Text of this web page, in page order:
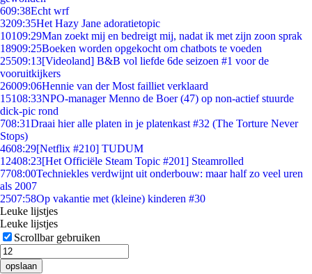
609:38Echt wrf
3209:35Het Hazy Jane adoratietopic
10109:29Man zoekt mij en bedreigt mij, nadat ik met zijn zoon sprak
18909:25Boeken worden opgekocht om chatbots te voeden
25509:13[Videoland] B&B vol liefde 6de seizoen #1 voor de
vooruitkijkers
26009:06Hennie van der Most failliet verklaard
15108:33NPO-manager Menno de Boer (47) op non-actief stuurde
dick-pic rond
708:31Draai hier alle platen in je platenkast #32 (The Torture Never
Stops)
4608:29[Netflix #210] TUDUM
12408:23[Het Officiële Steam Topic #201] Steamrolled
7708:00Techniekles verdwijnt uit onderbouw: maar half zo veel uren
als 2007
2507:58Op vakantie met (kleine) kinderen #30
Leuke lijstjes
Leuke lijstjes
Scrollbar gebruiken
opslaan